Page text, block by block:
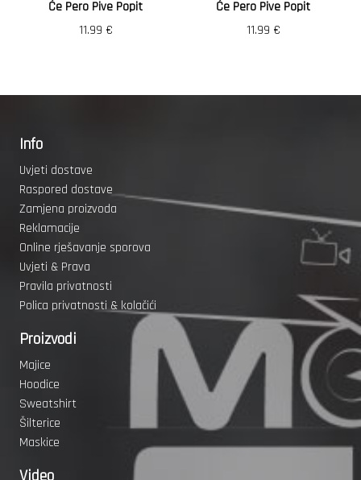
Će Pero Pive Popit
11.99 €
Će Pero Pive Popit
11.99 €
Info
Uvjeti dostave
Raspored dostave
Zamjena proizvoda
Reklamacije
Online rješavanje sporova
Uvjeti & Prava
Pravila privatnosti
Polica privatnosti & kolačići
Proizvodi
Majice
Hoodice
Sweatshirt
Šilterice
Maskice